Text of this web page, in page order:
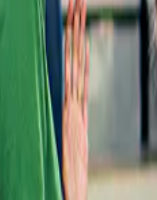
&
Kansai and
cities like